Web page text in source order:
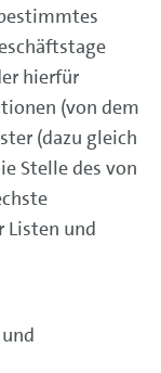
hierfür
(von dem
(dazu gleich
Stelle des von
Listen und